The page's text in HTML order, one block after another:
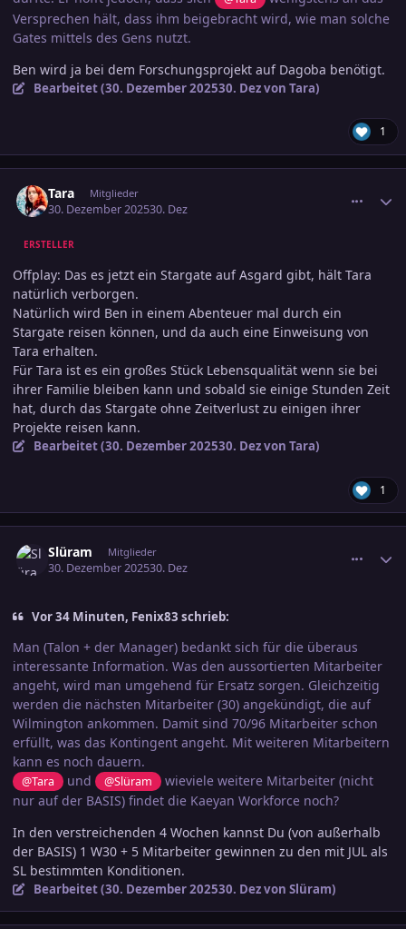
Versprechen hält, dass ihm beigebracht wird, wie man solche
Gates mittels des Gens nutzt.
Ben wird ja bei dem Forschungsprojekt auf Dagoba benötigt.
Bearbeitet (30. Dezember 202530. Dezvon Tara)
1
Tara Mitglieder
30. Dezember 202530. Dez
ERSTELLER
Offplay: Das es jetzt ein Stargate auf Asgard gibt, hält Tara
natürlich verborgen.
Natürlich wird Ben in einem Abenteuer mal durch ein
Stargate reisen können, und da auch eine Einweisung von
Tara erhalten.
Für Tara ist es ein großes Stück Lebensqualität wenn sie bei
ihrer Familie bleiben kann und sobald sie einige Stunden Zeit
hat, durch das Stargate ohne Zeitverlust zu einigen ihrer
Projekte reisen kann.
Bearbeitet (30. Dezember 202530. Dezvon Tara)
1
Slüram Mitglieder
30. Dezember 202530. Dez
Vor 34 Minuten, Fenix83 schrieb:
Man (Talon + der Manager) bedankt sich für die überaus
interessante Information. Was den aussortierten Mitarbeiter
angeht, wird man umgehend für Ersatz sorgen. Gleichzeitig
werden die nächsten Mitarbeiter (30) angekündigt, die auf
Wilmington ankommen. Damit sind 70/96 Mitarbeiter schon
erfüllt, was das Kontingent angeht. Mit weiteren Mitarbeitern
kann es noch dauern.
@Tara und @Slüram
wieviele weitere Mitarbeiter (nicht
nur auf der BASIS) findet die Kaeyan Workforce noch?
In den verstreichenden 4 Wochen kannst Du (von außerhalb
der BASIS) 1 W30 + 5 Mitarbeiter gewinnen zu den mit JUL als
SL bestimmten Konditionen.
Bearbeitet (30. Dezember 202530. Dezvon Slüram)